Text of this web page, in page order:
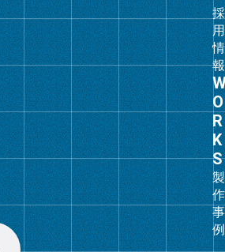
採
用
情
報
ク
製
作
事
例
グ
ル
ー
プ
リ
ン
ク